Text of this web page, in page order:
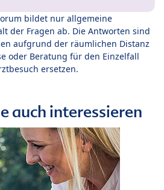
bildet nur allgemeine
der Fragen ab. Die Antworten sind
aufgrund der räumlichen Distanz
oder Beratung für den Einzelfall
ersetzen.
auch interessieren